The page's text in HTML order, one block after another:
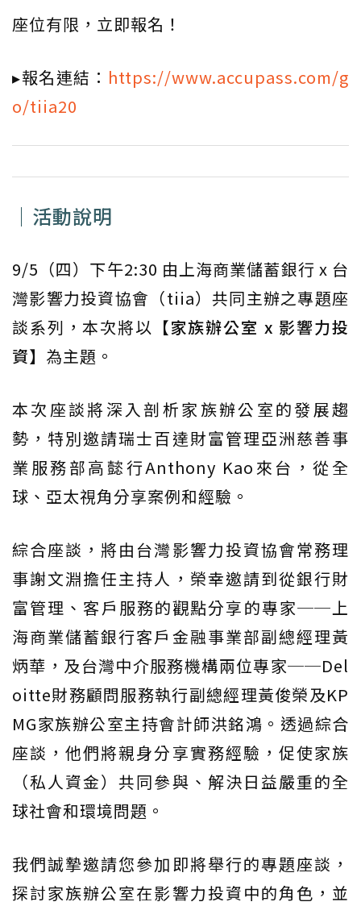
座位有限，立即報名！
▸報名連結： https://www.accupass.com/g
o/tiia20
｜活動說明
9/5（四）下午2:30 由上海商業儲蓄銀行 x 台
灣影響力投資協會（tiia）共同主辦之專題座
談系列，本次將以 【家族辦公室 x 影響力投
資】 為主題。
本次座談將深入剖析家族辦公室的發展趨
勢，特別邀請瑞士百達財富管理亞洲慈善事
業服務部高懿行Anthony Kao來台，從全
球、亞太視角分享案例和經驗。
綜合座談，將由台灣影響力投資協會常務理
事謝文淵擔任主持人，榮幸邀請到從銀行財
富管理、客戶服務的觀點分享的專家──上
海商業儲蓄銀行客戶金融事業部副總經理黃
炳華，及台灣中介服務機構兩位專家──Del
oitte財務顧問服務執行副總經理黃俊榮及KP
MG家族辦公室主持會計師洪銘鴻。透過綜合
座談，他們將親身分享實務經驗，促使家族
（私人資金）共同參與、解決日益嚴重的全
球社會和環境問題。
我們誠摯邀請您參加即將舉行的專題座談，
探討家族辦公室在影響力投資中的角色，並